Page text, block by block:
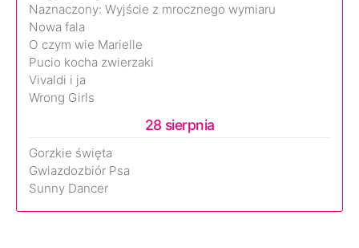
Naznaczony: Wyjście z mrocznego wymiaru
Nowa fala
O czym wie Marielle
Pucio kocha zwierzaki
Vivaldi i ja
Wrong Girls
28 sierpnia
Gorzkie święta
Gwiazdozbiór Psa
Sunny Dancer